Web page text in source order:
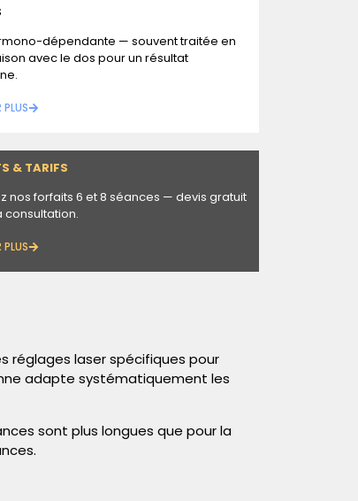
dépendante — souvent traitée en
avec le dos pour un résultat
PLUS
& TARIFS
nos forfaits 6 et 8 séances — devis gratuit
consultation.
PLUS
réglages laserspécifiques pour
adapte systématiquement les
sont plus longues que pour la